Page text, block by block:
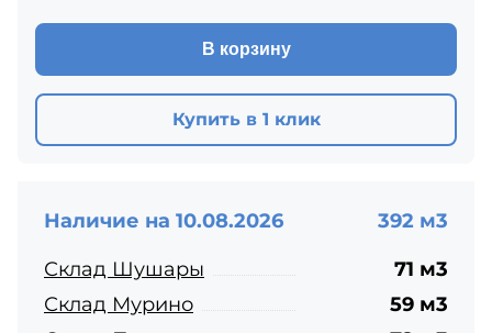
В корзину
Купить в 1 клик
Наличие на 10.08.2026
392 м3
Склад Шушары
71 м3
Склад Мурино
59 м3